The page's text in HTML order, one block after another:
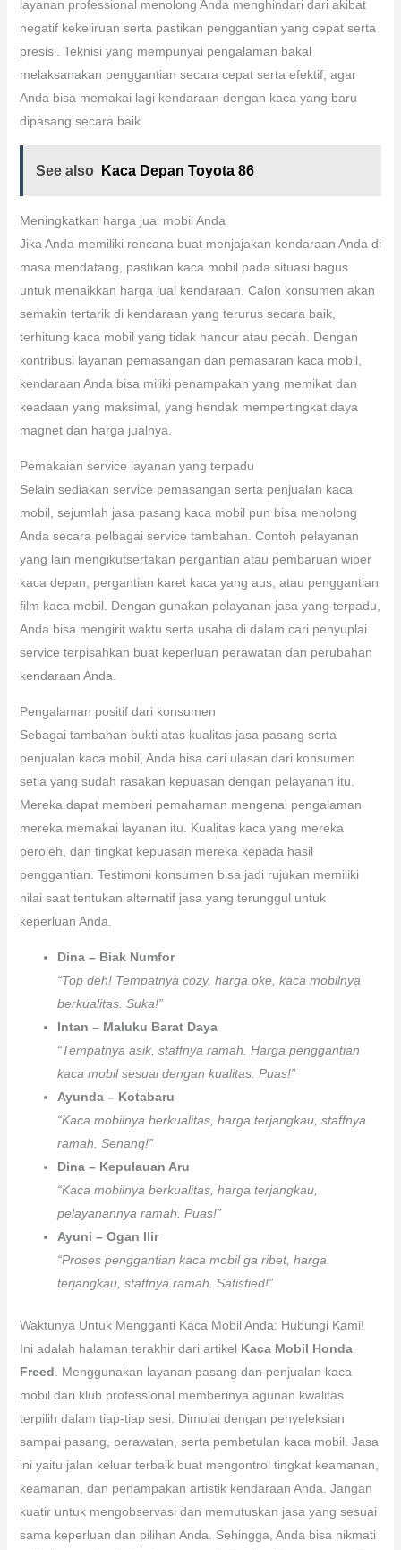
layanan professional menolong Anda menghindari dari akibat
negatif kekeliruan serta pastikan penggantian yang cepat serta
presisi. Teknisi yang mempunyai pengalaman bakal
melaksanakan penggantian secara cepat serta efektif, agar
Anda bisa memakai lagi kendaraan dengan kaca yang baru
dipasang secara baik.
See also Kaca Depan Toyota 86
Meningkatkan harga jual mobil Anda
Jika Anda memiliki rencana buat menjajakan kendaraan Anda di
masa mendatang, pastikan kaca mobil pada situasi bagus
untuk menaikkan harga jual kendaraan. Calon konsumen akan
semakin tertarik di kendaraan yang terurus secara baik,
terhitung kaca mobil yang tidak hancur atau pecah. Dengan
kontribusi layanan pemasangan dan pemasaran kaca mobil,
kendaraan Anda bisa miliki penampakan yang memikat dan
keadaan yang maksimal, yang hendak mempertingkat daya
magnet dan harga jualnya.
Pemakaian service layanan yang terpadu
Selain sediakan service pemasangan serta penjualan kaca
mobil, sejumlah jasa pasang kaca mobil pun bisa menolong
Anda secara pelbagai service tambahan. Contoh pelayanan
yang lain mengikutsertakan pergantian atau pembaruan wiper
kaca depan, pergantian karet kaca yang aus, atau penggantian
film kaca mobil. Dengan gunakan pelayanan jasa yang terpadu,
Anda bisa mengirit waktu serta usaha di dalam cari penyuplai
service terpisahkan buat keperluan perawatan dan perubahan
kendaraan Anda.
Pengalaman positif dari konsumen
Sebagai tambahan bukti atas kualitas jasa pasang serta
penjualan kaca mobil, Anda bisa cari ulasan dari konsumen
setia yang sudah rasakan kepuasan dengan pelayanan itu.
Mereka dapat memberi pemahaman mengenai pengalaman
mereka memakai layanan itu. Kualitas kaca yang mereka
peroleh, dan tingkat kepuasan mereka kepada hasil
penggantian. Testimoni konsumen bisa jadi rujukan memiliki
nilai saat tentukan alternatif jasa yang terunggul untuk
keperluan Anda.
Dina – Biak Numfor
“Top deh! Tempatnya cozy, harga oke, kaca mobilnya
berkualitas. Suka!”
Intan – Maluku Barat Daya
“Tempatnya asik, staffnya ramah. Harga penggantian
kaca mobil sesuai dengan kualitas. Puas!”
Ayunda – Kotabaru
“Kaca mobilnya berkualitas, harga terjangkau, staffnya
ramah. Senang!”
Dina – Kepulauan Aru
“Kaca mobilnya berkualitas, harga terjangkau,
pelayanannya ramah. Puas!”
Ayuni – Ogan Ilir
“Proses penggantian kaca mobil ga ribet, harga
terjangkau, staffnya ramah. Satisfied!”
Waktunya Untuk Mengganti Kaca Mobil Anda: Hubungi Kami!
Ini adalah halaman terakhir dari artikel Kaca Mobil Honda
Freed . Menggunakan layanan pasang dan penjualan kaca
mobil dari klub professional memberinya agunan kwalitas
terpilih dalam tiap-tiap sesi. Dimulai dengan penyeleksian
sampai pasang, perawatan, serta pembetulan kaca mobil. Jasa
ini yaitu jalan keluar terbaik buat mengontrol tingkat keamanan,
keamanan, dan penampakan artistik kendaraan Anda. Jangan
kuatir untuk mengobservasi dan memutuskan jasa yang sesuai
sama keperluan dan pilihan Anda. Sehingga, Anda bisa nikmati